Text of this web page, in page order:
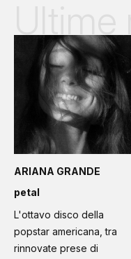
ARIANA GRANDE
petal
L'ottavo disco della
popstar americana, tra
rinnovate prese di